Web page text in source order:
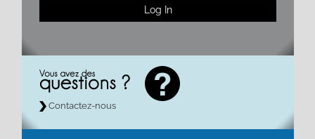
Contactez-nous